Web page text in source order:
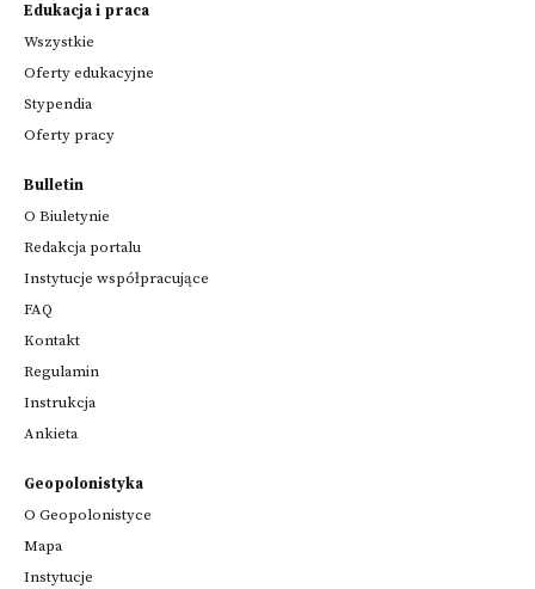
Edukacja i praca
Wszystkie
Oferty edukacyjne
Stypendia
Oferty pracy
Bulletin
O Biuletynie
Redakcja portalu
Instytucje współpracujące
FAQ
Kontakt
Regulamin
Instrukcja
Ankieta
Geopolonistyka
O Geopolonistyce
Mapa
Instytucje